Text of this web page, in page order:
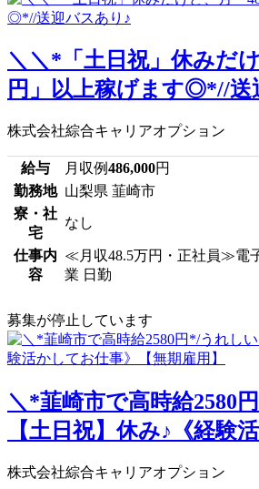
＼＼*「土日祝」休みだ
円」以上稼げます◎*//送
株式会社綜合キャリアオプション
給与 月収例486,000円
勤務地 山梨県 韮崎市
寮・社
宅
なし
仕事内
容
≪月収48.5万円・正社員≫電
業 日勤
募集が停止しています
＼*韮崎市で高時給2580
【土日祝】休み♪《経験
株式会社綜合キャリアオプション